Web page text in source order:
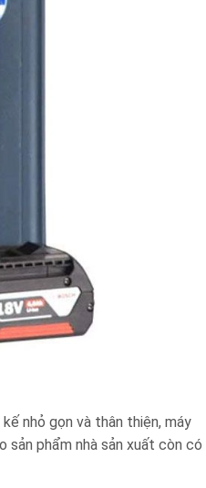
nhỏ gọn và thân thiện, máy
phẩm nhà sản xuất còn có